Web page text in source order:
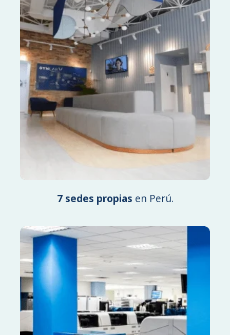
7 sedes propias en Perú.